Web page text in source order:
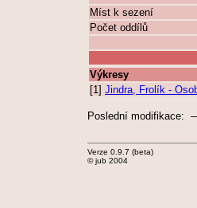
Míst k sezení
Počet oddílů
Výkresy
[1] Jindra, Frolík -
Poslední modifikace:
Verze 0.9.7 (beta)
© jub 2004